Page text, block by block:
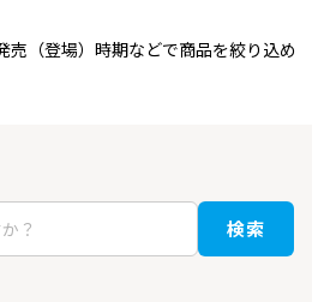
売（登場）時期などで商品を絞り込め
検索